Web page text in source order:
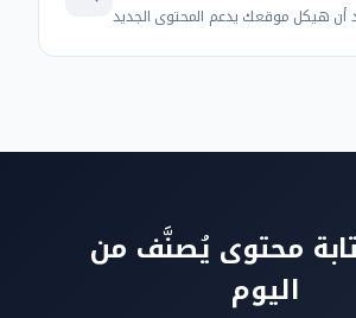
أن هيكل موقعك يدعم المحتوى الجديد
محتوى يُصنَّف من
اليوم